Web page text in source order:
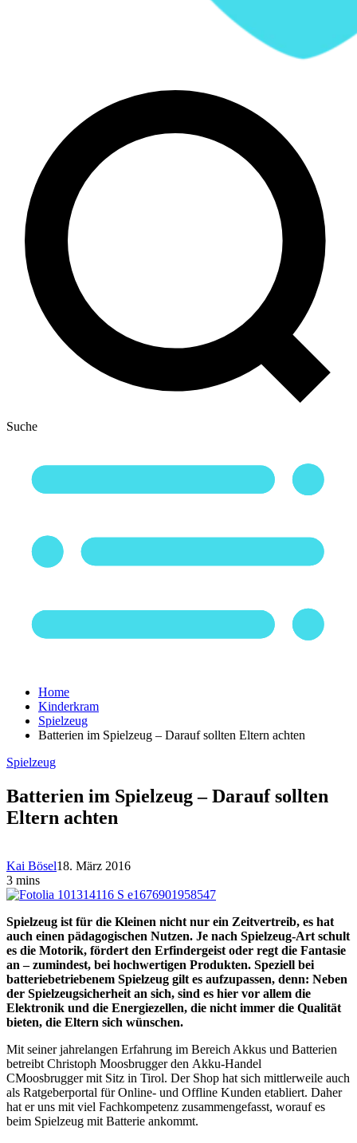
Suche
Home
Kinderkram
Spielzeug
Batterien im Spielzeug – Darauf sollten Eltern achten
Spielzeug
Batterien im Spielzeug – Darauf sollten
Eltern achten
Kai Bösel18. März 2016
3 mins
Spielzeug ist für die Kleinen nicht nur ein Zeitvertreib, es hat
auch einen pädagogischen Nutzen. Je nach Spielzeug-Art schult
es die Motorik, fördert den Erfindergeist oder regt die Fantasie
an – zumindest, bei hochwertigen Produkten. Speziell bei
batteriebetriebenem Spielzeug gilt es aufzupassen, denn: Neben
der Spielzeugsicherheit an sich, sind es hier vor allem die
Elektronik und die Energiezellen, die nicht immer die Qualität
bieten, die Eltern sich wünschen.
Mit seiner jahrelangen Erfahrung im Bereich Akkus und Batterien
betreibt Christoph Moosbrugger den Akku-Handel
CMoosbrugger mit Sitz in Tirol. Der Shop hat sich mittlerweile auch
als Ratgeberportal für Online- und Offline Kunden etabliert. Daher
hat er uns mit viel Fachkompetenz zusammengefasst, worauf es
beim Spielzeug mit Batterie ankommt.